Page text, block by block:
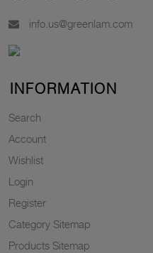
info.us@greenlam.com
INFORMATION
Search
Account
Wishlist
Login
Register
Category Sitemap
Products Sitemap